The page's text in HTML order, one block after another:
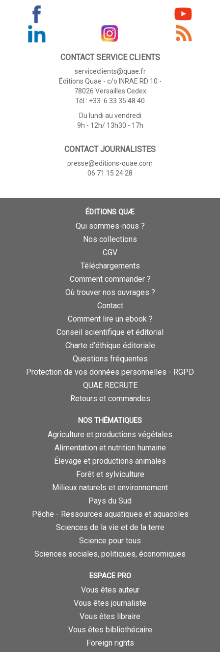
CONTACT SERVICE CLIENTS
serviceclients@quae.fr
Éditions Quae - c/o INRAE RD 10 -
78026 Versailles Cedex
Tél : +33 6 33 35 48 40
Du lundi au vendredi
9h - 12h/ 13h30 - 17h
CONTACT JOURNALISTES
presse@editions-quae.com
06 71 15 24 28
ÉDITIONS QUÆ
Qui sommes-nous ?
Nos collections
CGV
Téléchargements
Comment commander ?
Où trouver nos ouvrages ?
Contact
Comment lire un ebook ?
Conseil scientifique et éditorial
Charte d’éthique éditoriale
Questions fréquentes
Protection de vos données personnelles - RGPD
QUAE RECRUTE
Retours et commandes
NOS THÉMATIQUES
Agriculture et productions végétales
Alimentation et nutrition humaine
Élevage et productions animales
Forêt et sylviculture
Milieux naturels et environnement
Pays du Sud
Pêche - Ressources aquatiques et aquacoles
Sciences de la vie et de la terre
Science pour tous
Sciences sociales, politiques, économiques
ESPACE PRO
Vous êtes auteur
Vous êtes journaliste
Vous êtes libraire
Vous êtes bibliothécaire
Foreign rights